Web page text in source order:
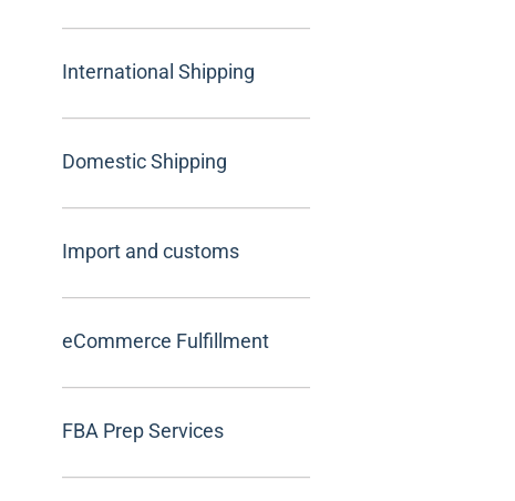
International Shipping
Domestic Shipping
Import and customs
eCommerce Fulfillment
FBA Prep Services